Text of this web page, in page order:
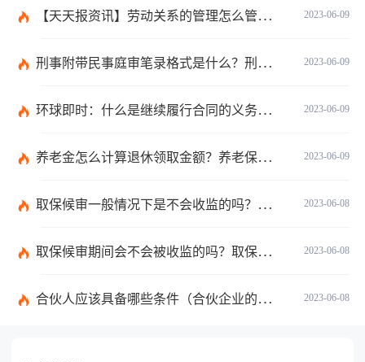
2023-06-09
【天天报资讯】劳动关系的管理怎么管理？事实劳动关系的经济补偿金是什么？
2023-06-09
刑事附带民事庭审笔录格式是什么？刑事附带民事庭审笔录是什么？ 观焦点
2023-06-09
环球即时：什么是继续履行合同的义务？合同终止与合同解除的区别有哪些？
2023-06-09
养老金怎么计算退休领取金额？养老保险领取条件是什么？
2023-06-08
取保候审一般情况下是不会收监的吗？取保候审的条件是什么？ 世界热讯
2023-06-08
取保候审期间会不会被收监的吗？取保候审后还会被逮捕吗？
2023-06-08
合伙人应该具备哪些条件（合伙企业的成立条件有哪些）